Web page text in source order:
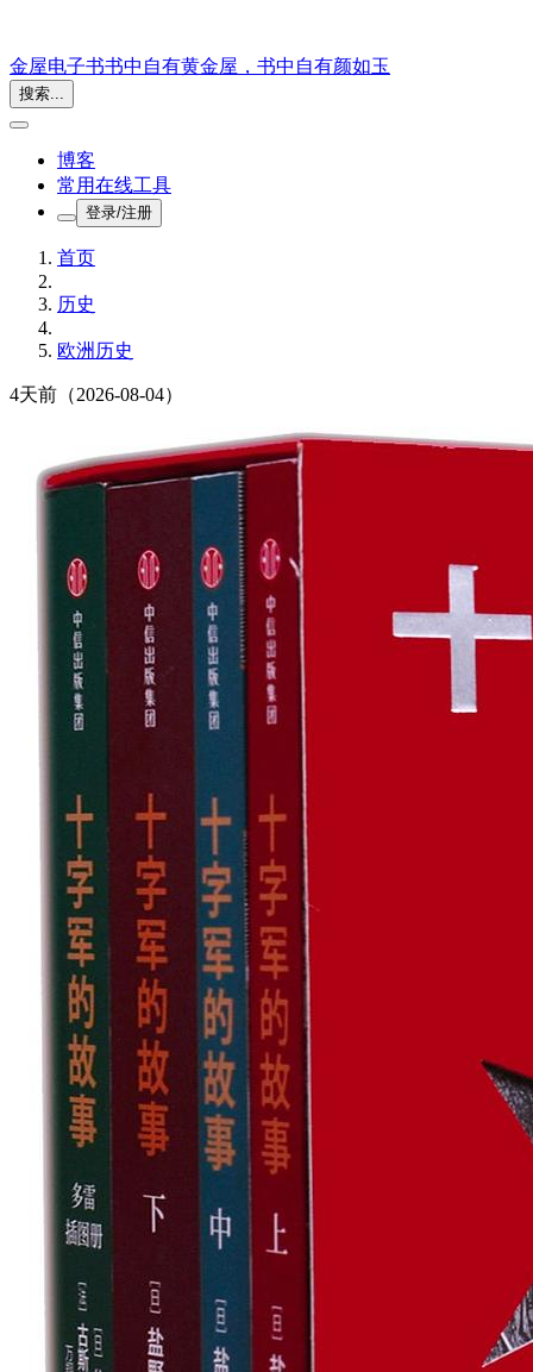
金屋电子书书中自有黄金屋，书中自有颜如玉
搜索...
博客
常用在线工具
登录/注册
首页
历史
欧洲历史
4天前 （2026-08-04）